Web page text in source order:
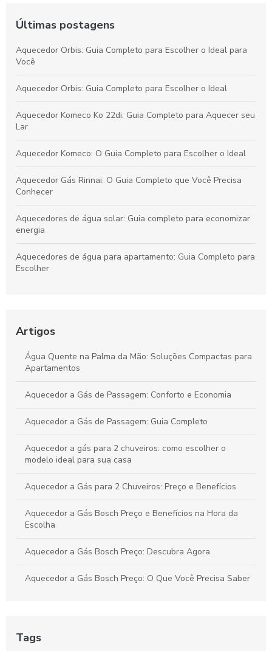
Últimas postagens
Aquecedor Orbis: Guia Completo para Escolher o Ideal para
Você
Aquecedor Orbis: Guia Completo para Escolher o Ideal
Aquecedor Komeco Ko 22di: Guia Completo para Aquecer seu
Lar
Aquecedor Komeco: O Guia Completo para Escolher o Ideal
Aquecedor Gás Rinnai: O Guia Completo que Você Precisa
Conhecer
Aquecedores de água solar: Guia completo para economizar
energia
Aquecedores de água para apartamento: Guia Completo para
Escolher
Aquecedores de Água Solar: Guia Completo para Sua Casa
Sustentável
Artigos
Água Quente na Palma da Mão: Soluções Compactas para
Apartamentos
Aquecedor a Gás de Passagem: Conforto e Economia
Aquecedor a Gás de Passagem: Guia Completo
Aquecedor a gás para 2 chuveiros: como escolher o
modelo ideal para sua casa
Aquecedor a Gás para 2 Chuveiros: Preço e Benefícios
Aquecedor a Gás Bosch Preço e Benefícios na Hora da
Escolha
Aquecedor a Gás Bosch Preço: Descubra Agora
Aquecedor a Gás Bosch Preço: O Que Você Precisa Saber
Aquecedor a gás é a solução ideal: Como aquecer sua
Tags